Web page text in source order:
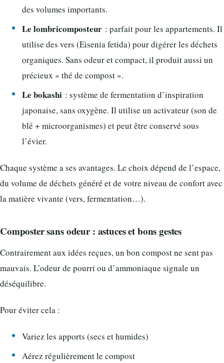
des volumes importants.
Le lombricomposteur : parfait pour les appartements. Il
utilise des vers (Eisenia fetida) pour digérer les déchets
organiques. Sans odeur et compact, il produit aussi un
précieux « thé de compost ».
Le bokashi : système de fermentation d’inspiration
japonaise, sans oxygène. Il utilise un activateur (son de
blé + microorganismes) et peut être conservé sous
l’évier.
Chaque système a ses avantages. Le choix dépend de l’espace,
du volume de déchets généré et de votre niveau de confort avec
la matière vivante (vers, fermentation…).
Composter sans odeur : astuces et bons gestes
Contrairement aux idées reçues, un bon compost ne sent pas
mauvais. L’odeur de pourri ou d’ammoniaque signale un
déséquilibre.
Pour éviter cela :
Variez les apports (secs et humides)
Aérez régulièrement le compost